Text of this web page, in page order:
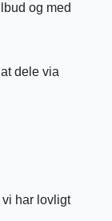
og med
dele via
har lovligt